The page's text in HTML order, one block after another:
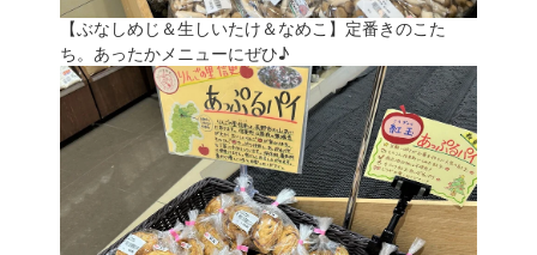
【ぶなしめじ＆生しいたけ＆なめこ】定番きのこた
ち。あったかメニューにぜひ♪